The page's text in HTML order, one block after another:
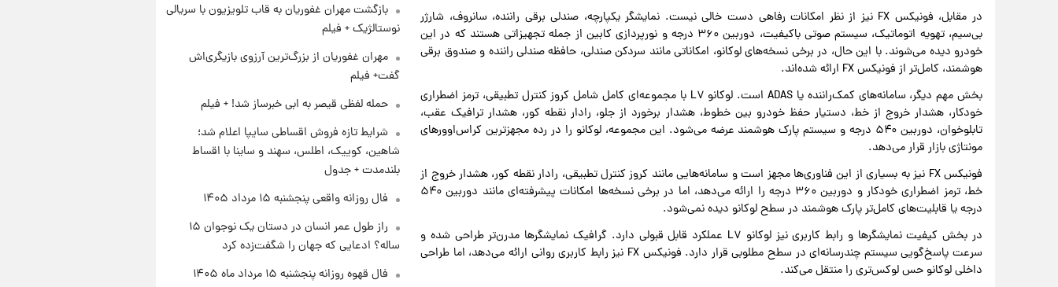
در مقابل، فونیکس FX نیز از نظر امکانات رفاهی دست خالی نیست. نمایشگر یکپارچه، صندلی برقی راننده، سانروف، شارژر
بی‌سیم، تهویه اتوماتیک، سیستم صوتی باکیفیت، دوربین ۳۶۰ درجه و نورپردازی کابین از جمله تجهیزاتی هستند که در این
خودرو دیده می‌شوند. با این حال، در برخی نسخه‌های لوکانو، امکاناتی مانند سردکن صندلی، حافظه صندلی راننده و صندوق برقی
هوشمند، کامل‌تر از فونیکس FX ارائه شده‌اند.
بخش مهم دیگر، سامانه‌های کمک‌راننده یا ADAS است. لوکانو L۷ با مجموعه‌ای کامل شامل کروز کنترل تطبیقی، ترمز اضطراری
خودکار، هشدار خروج از خط، دستیار حفظ خودرو بین خطوط، هشدار برخورد از جلو، رادار نقطه کور، هشدار ترافیک عقب،
تابلوخوان، دوربین ۵۴۰ درجه و سیستم پارک هوشمند عرضه می‌شود. این مجموعه، لوکانو را در رده مجهزترین کراس‌اوورهای
مونتاژی بازار قرار می‌دهد.
فونیکس FX نیز به بسیاری از این فناوری‌ها مجهز است و سامانه‌هایی مانند کروز کنترل تطبیقی، رادار نقطه کور، هشدار خروج از
خط، ترمز اضطراری خودکار و دوربین ۳۶۰ درجه را ارائه می‌دهد، اما در برخی نسخه‌ها امکانات پیشرفته‌ای مانند دوربین ۵۴۰
درجه یا قابلیت‌های کامل‌تر پارک هوشمند در سطح لوکانو دیده نمی‌شود.
در بخش کیفیت نمایشگرها و رابط کاربری نیز لوکانو L۷ عملکرد قابل قبولی دارد. گرافیک نمایشگرها مدرن‌تر طراحی شده و
سرعت پاسخ‌گویی سیستم چندرسانه‌ای در سطح مطلوبی قرار دارد. فونیکس FX نیز رابط کاربری روانی ارائه می‌دهد، اما طراحی
داخلی لوکانو حس لوکس‌تری را منتقل می‌کند.
بازگشت مهران غفوریان به قاب تلویزیون با سریالی
نوستالژیک + فیلم
مهران غفوریان از بزرگ‌ترین آرزوی بازیگری‌اش
گفت+ فیلم
حمله لفظی قیصر به ابی خبرساز شد! + فیلم
شرایط تازه فروش اقساطی سایپا اعلام شد؛
شاهین، کوییک، اطلس، سهند و ساینا با اقساط
بلندمدت + جدول
فال روزانه واقعی پنجشنبه ۱۵ مرداد ۱۴۰۵
راز طول عمر انسان در دستان یک نوجوان ۱۵
ساله؟ ادعایی که جهان را شگفت‌زده کرد
فال قهوه روزانه پنجشنبه ۱۵ مرداد ماه ۱۴۰۵